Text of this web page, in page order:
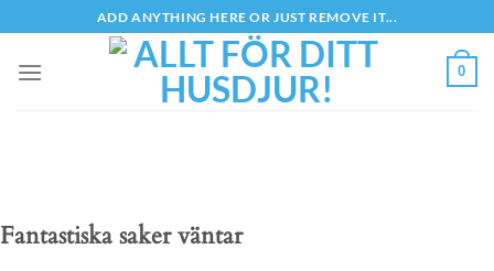
to
content
ADD ANYTHING HERE OR JUST REMOVE IT...
0
Fantastiska saker väntar